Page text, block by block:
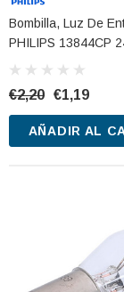
Bombilla, Luz De
PHILIPS 13844CP
€2,20 €1,19
AÑADIR AL